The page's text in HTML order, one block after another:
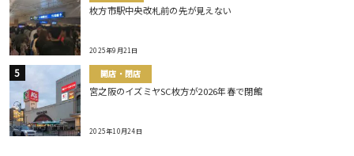
枚方市駅中央改札前の先が見えない
2025年9月21日
開店・閉店
宮之阪のイズミヤSC枚方が2026年春で閉館
2025年10月24日